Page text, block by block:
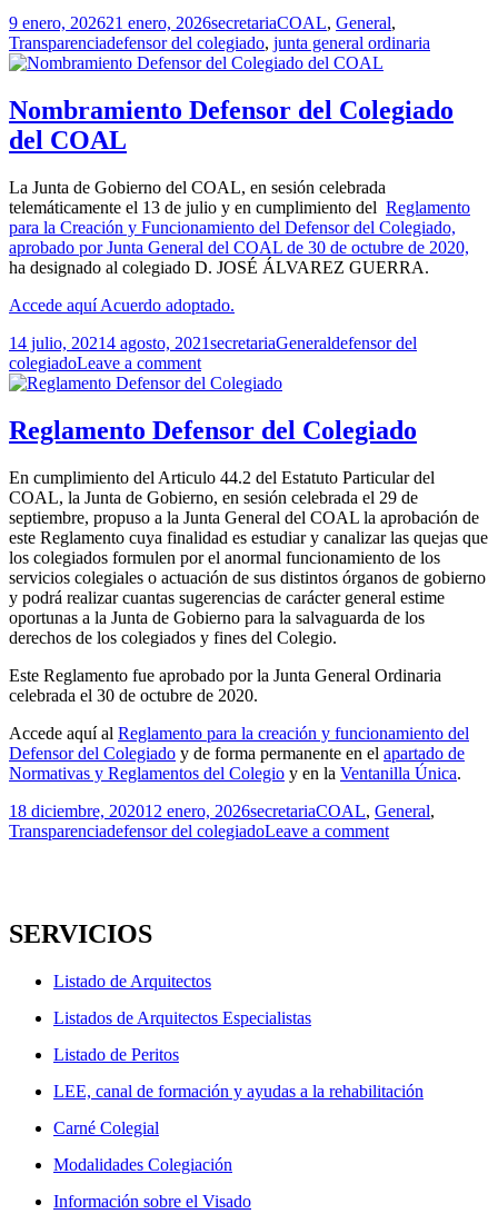
Publicado
el
9 enero, 202621 enero, 2026Autor
secretariaCategorías
COAL, General,
TransparenciaEtiquetas
defensor del colegiado, junta general ordinaria
Nombramiento Defensor del Colegiado
del COAL
La Junta de Gobierno del COAL, en sesión celebrada
telemáticamente el 13 de julio y en cumplimiento del Reglamento
para la Creación y Funcionamiento del Defensor del Colegiado,
aprobado por Junta General del COAL de 30 de octubre de 2020,
ha designado al colegiado D. JOSÉ ÁLVAREZ GUERRA.
Accede aquí Acuerdo adoptado.
Publicado
el
14 julio, 20214 agosto, 2021Autor
secretariaCategorías
GeneralEtiquetas
defensor del
colegiadoLeave a comment
Reglamento Defensor del Colegiado
En cumplimiento del Articulo 44.2 del Estatuto Particular del
COAL, la Junta de Gobierno, en sesión celebrada el 29 de
septiembre, propuso a la Junta General del COAL la aprobación de
este Reglamento cuya finalidad es estudiar y canalizar las quejas que
los colegiados formulen por el anormal funcionamiento de los
servicios colegiales o actuación de sus distintos órganos de gobierno
y podrá realizar cuantas sugerencias de carácter general estime
oportunas a la Junta de Gobierno para la salvaguarda de los
derechos de los colegiados y fines del Colegio.
Este Reglamento fue aprobado por la Junta General Ordinaria
celebrada el 30 de octubre de 2020.
Accede aquí al Reglamento para la creación y funcionamiento del
Defensor del Colegiado y de forma permanente en el apartado de
Normativas y Reglamentos del Colegio y en la Ventanilla Única.
Publicado
el
18 diciembre, 202012 enero, 2026Autor
secretariaCategorías
COAL, General,
TransparenciaEtiquetas
defensor del colegiadoLeave a comment
SERVICIOS
Listado de Arquitectos
Listados de Arquitectos Especialistas
Listado de Peritos
LEE, canal de formación y ayudas a la rehabilitación
Carné Colegial
Modalidades Colegiación
Información sobre el Visado